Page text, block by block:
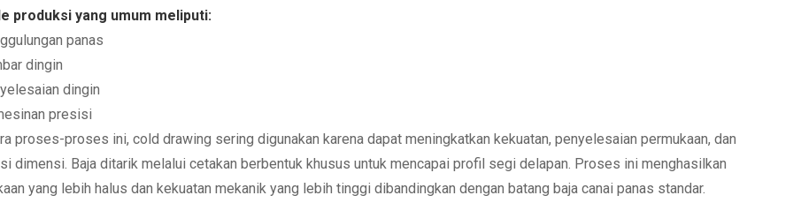
produksi yang umum meliputi:
panas
dingin
dingin
presisi
proses-proses ini, cold drawing sering digunakan karena dapat meningkatkan kekuatan, penyelesaian permukaan, dan
dimensi. Baja ditarik melalui cetakan berbentuk khusus untuk mencapai profil segi delapan. Proses ini menghasilkan
yang lebih halus dan kekuatan mekanik yang lebih tinggi dibandingkan dengan batang baja canai panas standar.